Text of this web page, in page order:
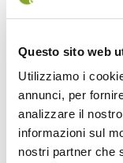
Questo sito web
Utilizziamo i
annunci, per
analizzare il
informazioni sul
nostri partner che
MARCHIO
DA VEDERE
A SCUOLA